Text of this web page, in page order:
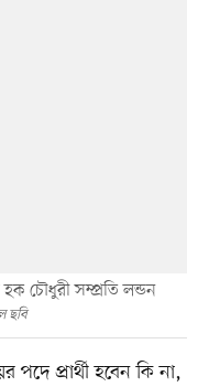
চৌধুরী সম্প্রতি লন্ডন
ছবি
পদে প্রার্থী হবেন কি না,